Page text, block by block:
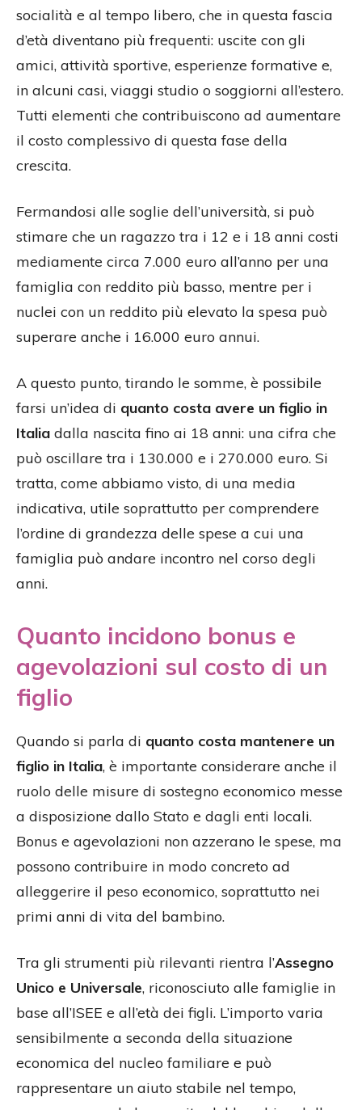
socialità e al tempo libero, che in questa fascia
d’età diventano più frequenti: uscite con gli
amici, attività sportive, esperienze formative e,
in alcuni casi, viaggi studio o soggiorni all’estero.
Tutti elementi che contribuiscono ad aumentare
il costo complessivo di questa fase della
crescita.
Fermandosi alle soglie dell’università, si può
stimare che un ragazzo tra i 12 e i 18 anni costi
mediamente circa 7.000 euro all’anno per una
famiglia con reddito più basso, mentre per i
nuclei con un reddito più elevato la spesa può
superare anche i 16.000 euro annui.
A questo punto, tirando le somme, è possibile
farsi un’idea di quanto costa avere un figlio in
Italia dalla nascita fino ai 18 anni: una cifra che
può oscillare tra i 130.000 e i 270.000 euro. Si
tratta, come abbiamo visto, di una media
indicativa, utile soprattutto per comprendere
l’ordine di grandezza delle spese a cui una
famiglia può andare incontro nel corso degli
anni.
Quanto incidono bonus e
agevolazioni sul costo di un
figlio
Quando si parla di quanto costa mantenere un
figlio in Italia, è importante considerare anche il
ruolo delle misure di sostegno economico messe
a disposizione dallo Stato e dagli enti locali.
Bonus e agevolazioni non azzerano le spese, ma
possono contribuire in modo concreto ad
alleggerire il peso economico, soprattutto nei
primi anni di vita del bambino.
Tra gli strumenti più rilevanti rientra l’Assegno
Unico e Universale, riconosciuto alle famiglie in
base all’ISEE e all’età dei figli. L’importo varia
sensibilmente a seconda della situazione
economica del nucleo familiare e può
rappresentare un aiuto stabile nel tempo,